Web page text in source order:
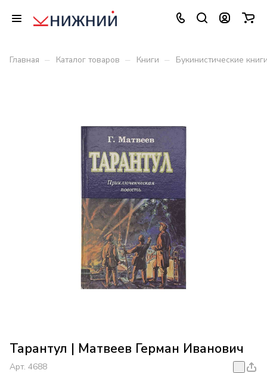
Главная – Каталог товаров – Книги – Букинистические
Тарантул | Матвеев Герман Иванович
Арт. 4688